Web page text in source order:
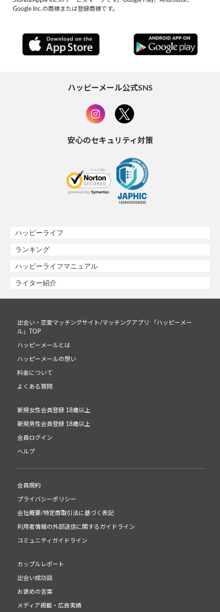
Google Inc.の商標または登録商標です。
ハッピーメール公式SNS
安心のセキュリティ対策
ハッピーライフ
ランキング
ハッピーライフマニュアル
ライター紹介
出会い・恋愛マッチングサイト/マッチングアプリ 「ハッピーメー
ル」TOP
ハッピーメールとは
ハッピーメールの想い
料金について
よくある質問
新規女性会員登録 18歳以上
新規男性会員登録 18歳以上
会員ログイン
ヘルプ
会員規約
プライバシーポリシー
会社概要/特定商取引法に基づく表記
利用者情報の外部送信に関するガイドライン
コミュニティガイドライン
カップルレポート
出会い成功談
お褒めの言葉
メディア掲載・広告実績